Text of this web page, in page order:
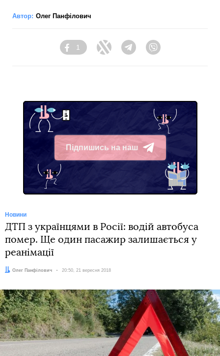
Автор: Олег Панфілович
Facebook
1
Twitter Telegram
Підпишись на наш
Telegram
Новини
ДТП з українцями в Росії: водій автобуса
помер. Ще один пасажир залишається у
реанімації
Автор:
Олег Панфілович Дата:
20:50, 21 вересня 2018